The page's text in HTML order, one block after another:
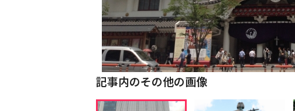
記事内のその他の画像